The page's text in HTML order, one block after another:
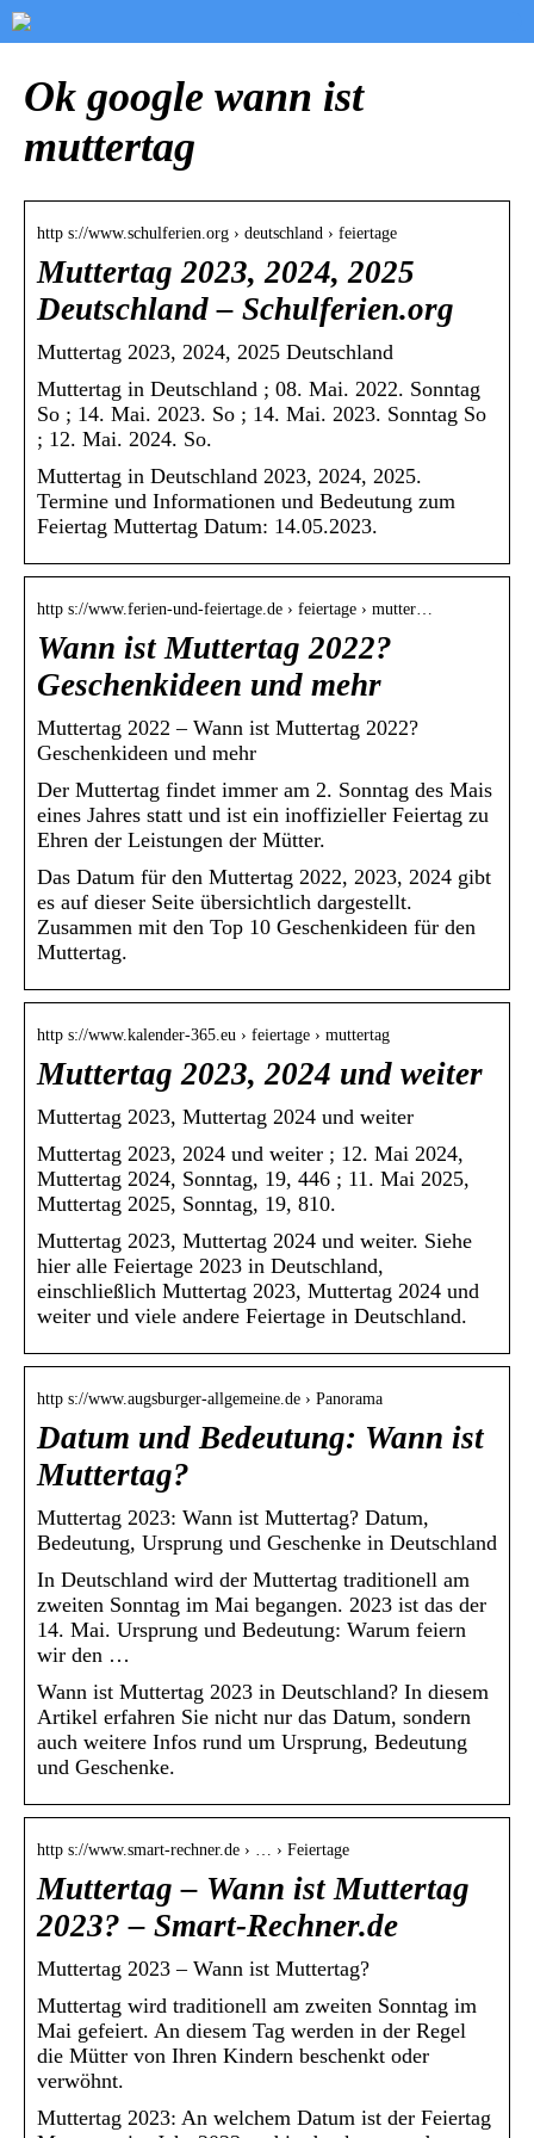
Ok google wann ist
muttertag
http s://www.schulferien.org › deutschland › feiertage
Muttertag 2023, 2024, 2025
Deutschland – Schulferien.org
Muttertag 2023, 2024, 2025 Deutschland
Muttertag in Deutschland ; 08. Mai. 2022. Sonntag
So ; 14. Mai. 2023. So ; 14. Mai. 2023. Sonntag So
; 12. Mai. 2024. So.
Muttertag in Deutschland 2023, 2024, 2025.
Termine und Informationen und Bedeutung zum
Feiertag Muttertag Datum: 14.05.2023.
http s://www.ferien-und-feiertage.de › feiertage › mutter…
Wann ist Muttertag 2022?
Geschenkideen und mehr
Muttertag 2022 – Wann ist Muttertag 2022?
Geschenkideen und mehr
Der Muttertag findet immer am 2. Sonntag des Mais
eines Jahres statt und ist ein inoffizieller Feiertag zu
Ehren der Leistungen der Mütter.
Das Datum für den Muttertag 2022, 2023, 2024 gibt
es auf dieser Seite übersichtlich dargestellt.
Zusammen mit den Top 10 Geschenkideen für den
Muttertag.
http s://www.kalender-365.eu › feiertage › muttertag
Muttertag 2023, 2024 und weiter
Muttertag 2023, Muttertag 2024 und weiter
Muttertag 2023, 2024 und weiter ; 12. Mai 2024,
Muttertag 2024, Sonntag, 19, 446 ; 11. Mai 2025,
Muttertag 2025, Sonntag, 19, 810.
Muttertag 2023, Muttertag 2024 und weiter. Siehe
hier alle Feiertage 2023 in Deutschland,
einschließlich Muttertag 2023, Muttertag 2024 und
weiter und viele andere Feiertage in Deutschland.
http s://www.augsburger-allgemeine.de › Panorama
Datum und Bedeutung: Wann ist
Muttertag?
Muttertag 2023: Wann ist Muttertag? Datum,
Bedeutung, Ursprung und Geschenke in Deutschland
In Deutschland wird der Muttertag traditionell am
zweiten Sonntag im Mai begangen. 2023 ist das der
14. Mai. Ursprung und Bedeutung: Warum feiern
wir den …
Wann ist Muttertag 2023 in Deutschland? In diesem
Artikel erfahren Sie nicht nur das Datum, sondern
auch weitere Infos rund um Ursprung, Bedeutung
und Geschenke.
http s://www.smart-rechner.de › … › Feiertage
Muttertag – Wann ist Muttertag
2023? – Smart-Rechner.de
Muttertag 2023 – Wann ist Muttertag?
Muttertag wird traditionell am zweiten Sonntag im
Mai gefeiert. An diesem Tag werden in der Regel
die Mütter von Ihren Kindern beschenkt oder
verwöhnt.
Muttertag 2023: An welchem Datum ist der Feiertag